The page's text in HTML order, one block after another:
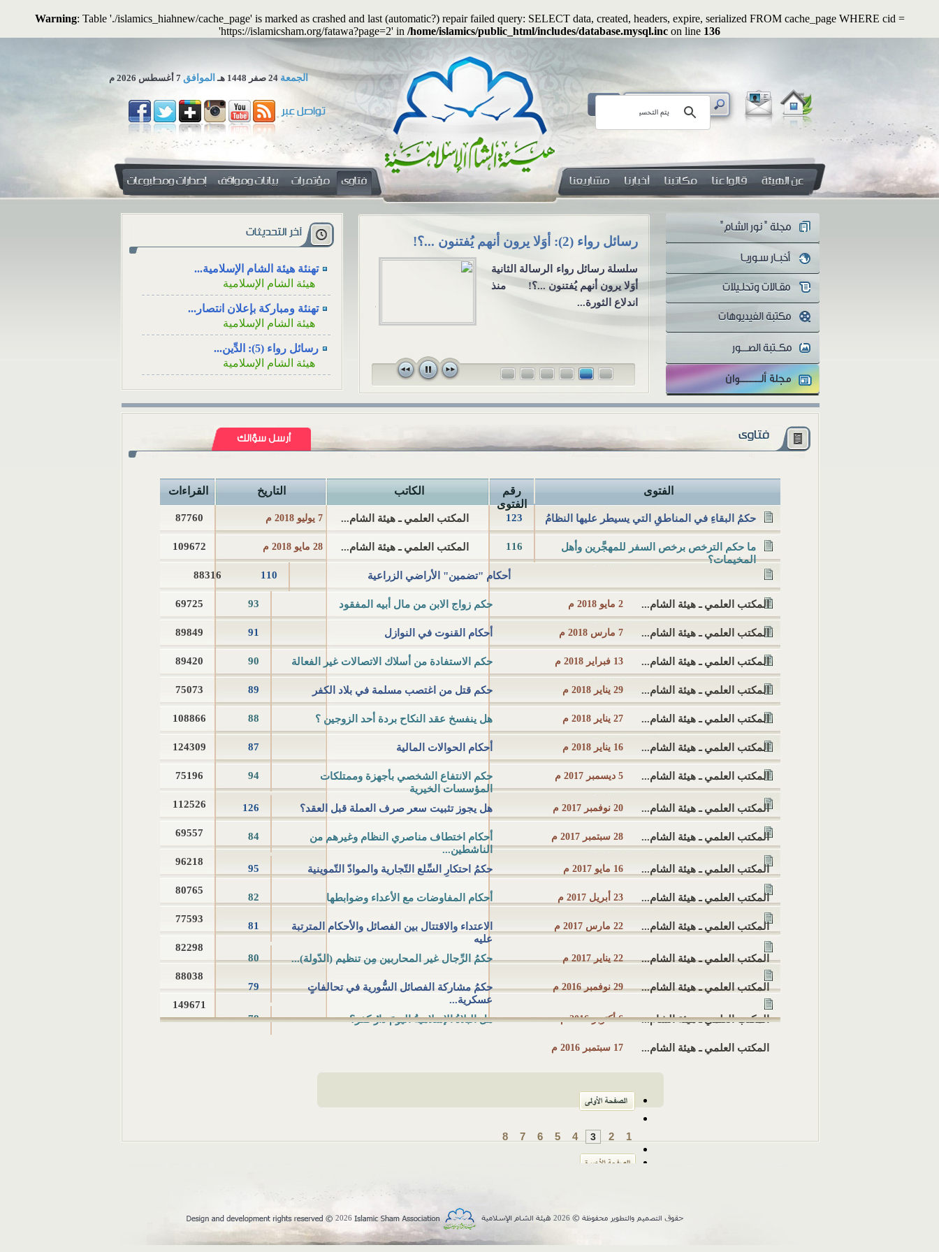
Warning: Table './islamics_hiahnew/cache_page' is marked as crashed and last (automatic?) repair failed query: SELECT data, created, headers, expire, serialized FROM cache_page WHERE cid =
'https://islamicsham.org/fatawa?page=2' in /home/islamics/public_html/includes/database.mysql.inc on line 136
الجمعة 24 صفر 1448 هـ الموافق 7 أغسطس 2026 م
الأولى وأصلحوا ذات بينكم
مازال أهل العلم والمفكرون
والمثقفون تتفاوت أنظارهم...
رسائل رواء (2): أوَلا يرون أنهم يُفتنون ...؟!
سلسلة رسائل رواء الرسالة الثانية
أوَلا يرون أنهم يُفتنون ...؟! منذ
اندلاع الثورة...
هل يجوز جعلُ المهرِ منفعةً معنوية؟
هل يجوز جعلُ المهرِ منفعةً
معنوية؟ السؤال: هل يجوز أن
يكون المهرُ منفعةً أو خِدمةً
هل تجوز الاستعاضة عن المال...
المكتب العلمي ـ هيئة الشام...
تهنئة هيئة الشام الإسلامية...
هيئة الشام الإسلامية
تهنئة ومباركة بإعلان انتصار...
هيئة الشام الإسلامية
رسائل رواء (5): الدِّين...
هيئة الشام الإسلامية
هيئة الشام الإسلامية
هيئة الشام الإسلامية
رسائل رواء (2): أوَلا يرون...
هيئة الشام الإسلامية
أحكامُ الجوائز في المسابقات...
المكتب العلمي ـ هيئة الشام...
المكتب العلمي ـ هيئة الشام...
أرسل سؤالك
الفتوى
رقم
الفتوى
الكاتب التاريخ القراءات
حكمُ البقاءِ في المناطقِ التي يسيطر عليها النظامُ 123 المكتب العلمي ـ هيئة الشام... 7 يوليو 2018 م 87760
ما حكم الترخص برخص السفر للمهجَّرين وأهل
المخيمات؟
116 المكتب العلمي ـ هيئة الشام... 28 مايو 2018 م 109672
أحكام "تضمين" الأراضي الزراعية 110
المكتب العلمي ـ هيئة الشام... 2 مايو 2018 م
88316
حكم زواج الابن من مال أبيه المفقود 93
المكتب العلمي ـ هيئة الشام... 7 مارس 2018 م
69725
أحكام القنوت في النوازل 91
المكتب العلمي ـ هيئة الشام... 13 فبراير 2018 م
89849
حكم الاستفادة من أسلاك الاتصالات غير الفعالة 90
المكتب العلمي ـ هيئة الشام... 29 يناير 2018 م
89420
حكم قتل من اغتصب مسلمة في بلاد الكفر 89
المكتب العلمي ـ هيئة الشام... 27 يناير 2018 م
75073
هل ينفسخ عقد النكاح بردة أحد الزوجين ؟ 88
المكتب العلمي ـ هيئة الشام... 16 يناير 2018 م
108866
أحكام الحوالات المالية 87
المكتب العلمي ـ هيئة الشام... 5 ديسمبر 2017 م
124309
حكم الانتفاع الشخصي بأجهزة وممتلكات
المؤسسات الخيرية
94
المكتب العلمي ـ هيئة الشام... 20 نوفمبر 2017 م
75196
هل يجوز تثبيت سعر صرف العملة قبل العقد؟ 126
المكتب العلمي ـ هيئة الشام... 28 سبتمبر 2017 م
112526
أحكام اختطاف مناصري النظام وغيرهم من
الناشطين...
84
المكتب العلمي ـ هيئة الشام... 16 مايو 2017 م
69557
حكمُ احتكارِ السِّلع التّجارية والموادّ التّموينية 95
المكتب العلمي ـ هيئة الشام... 23 أبريل 2017 م
96218
أحكام المفاوضات مع الأعداء وضوابطها 82
المكتب العلمي ـ هيئة الشام... 22 مارس 2017 م
80765
الاعتداء والاقتتال بين الفصائل والأحكام المترتبة
عليه
81
المكتب العلمي ـ هيئة الشام... 22 يناير 2017 م
77593
حكمُ الرِّجال غير المحاربين مِن تنظيم (الدّولة)... 80
المكتب العلمي ـ هيئة الشام... 29 نوفمبر 2016 م
82298
حكمُ مشاركة الفصائل السُّورية في تحالفاتٍ
عسكرية...
79
المكتب العلمي ـ هيئة الشام... 6 أكتوبر 2016 م
88038
هل البلادُ الإسلاميةُ اليومَ دارُ كفر؟ 78
المكتب العلمي ـ هيئة الشام... 17 سبتمبر 2016 م
149671
1
2
3
4
5
6
7
8
2026
2026